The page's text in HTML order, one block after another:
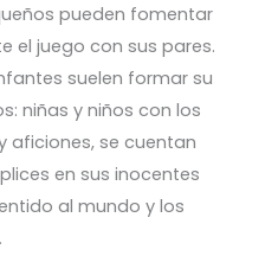
pueden fomentar
el juego con sus pares.
suelen formar su
niñas y niños con los
aficiones, se cuentan
en sus inocentes
al mundo y los